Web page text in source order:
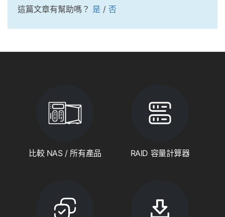
這篇文章有幫助嗎？ 是 / 否
比較 NAS / 所有產品 RAID 容量計算器